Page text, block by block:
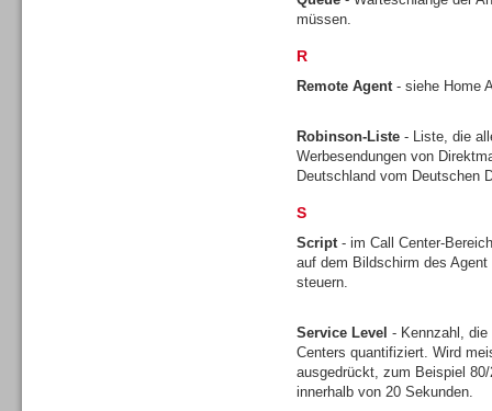
müssen.
R
Remote Agent- siehe Home
Robinson-Liste - Liste, die
Werbesendungen von
Deutschland vom Deutschen
S
Script- im Call Center-
auf dem Bildschirm des
steuern.
Service Level - Kennzahl,
Centers quantifiziert. Wird
ausgedrückt, zum Beispiel
innerhalb von 20 Sekunden.